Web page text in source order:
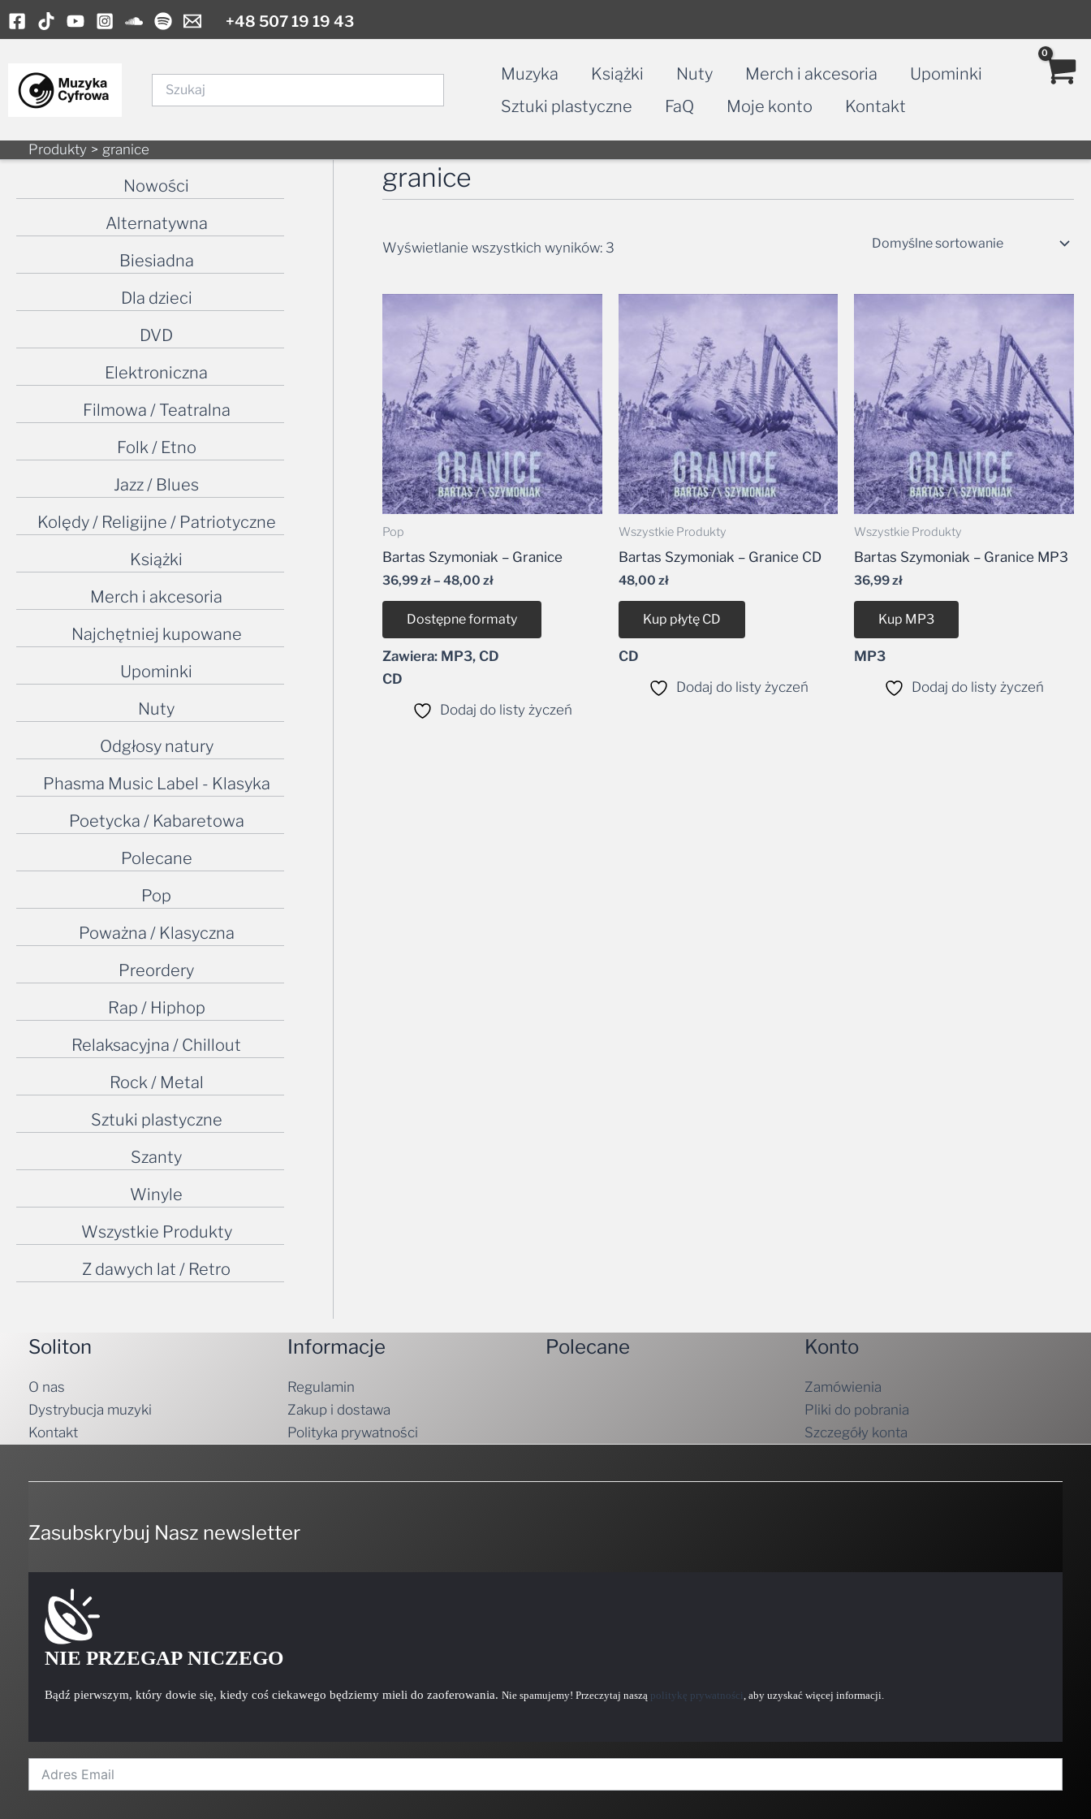
Skip
to
+48 507 19 19 43
Muzyka Książki Nuty Merch i akcesoria
Upominki
Sztuki plastyczne
FaQ Moje konto Kontakt
Produkty granice
Nowości
Alternatywna
Biesiadna
Dla dzieci
DVD
Elektroniczna
Filmowa / Teatralna
Folk / Etno
Jazz / Blues
Kolędy / Religijne / Patriotyczne
Książki
Merch i akcesoria
Najchętniej kupowane
Upominki
Nuty
Odgłosy natury
Phasma Music Label - Klasyka
Poetycka / Kabaretowa
Polecane
Pop
Poważna / Klasyczna
Preordery
Rap / Hiphop
Relaksacyjna / Chillout
Rock / Metal
Sztuki plastyczne
Szanty
Winyle
Wszystkie Produkty
Z dawych lat / Retro
granice
Wyświetlanie wszystkich wyników: 3
Pop
Bartas Szymoniak – Granice
36,99zł– 48,00zł
36,99 zł
do
48,00 zł
Dostępne formaty
Zawiera: MP3, CD
CD
Dodaj do listy życzeń
Wszystkie Produkty
Bartas Szymoniak – Granice CD
48,00 zł
Kup płytę CD
CD
Dodaj do listy życzeń
Wszystkie Produkty
Bartas Szymoniak – Granice MP3
36,99zł
Kup MP3
MP3
Dodaj do listy życzeń
Soliton
O nas
Dystrybucja muzyki
Kontakt
Informacje
Regulamin
Zakup i dostawa
Polityka prywatności
Polecane Konto
Zamówienia
Pliki do pobrania
Szczegóły konta
Zasubskrybuj Nasz newsletter
NIE PRZEGAP NICZEGO
Bądź pierwszym, który dowie się, kiedy coś ciekawego będziemy mieli do zaoferowania. Nie spamujemy! Przeczytaj naszą politykę prywatności, aby uzyskać więcej informacji.